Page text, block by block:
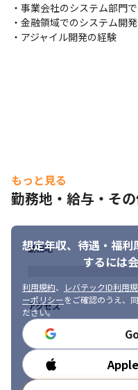
・事業会社のシステム部門
・金融領域でのシステム開
・アジャイル開発の経験
もっと見る
勤務地・給与・そ
想定年収、待遇・福利
するには
利用規約、 レバテックID利用
ーポリシーをご確認のうえ、
ださい。
勤務地
アクセス
勤務時間